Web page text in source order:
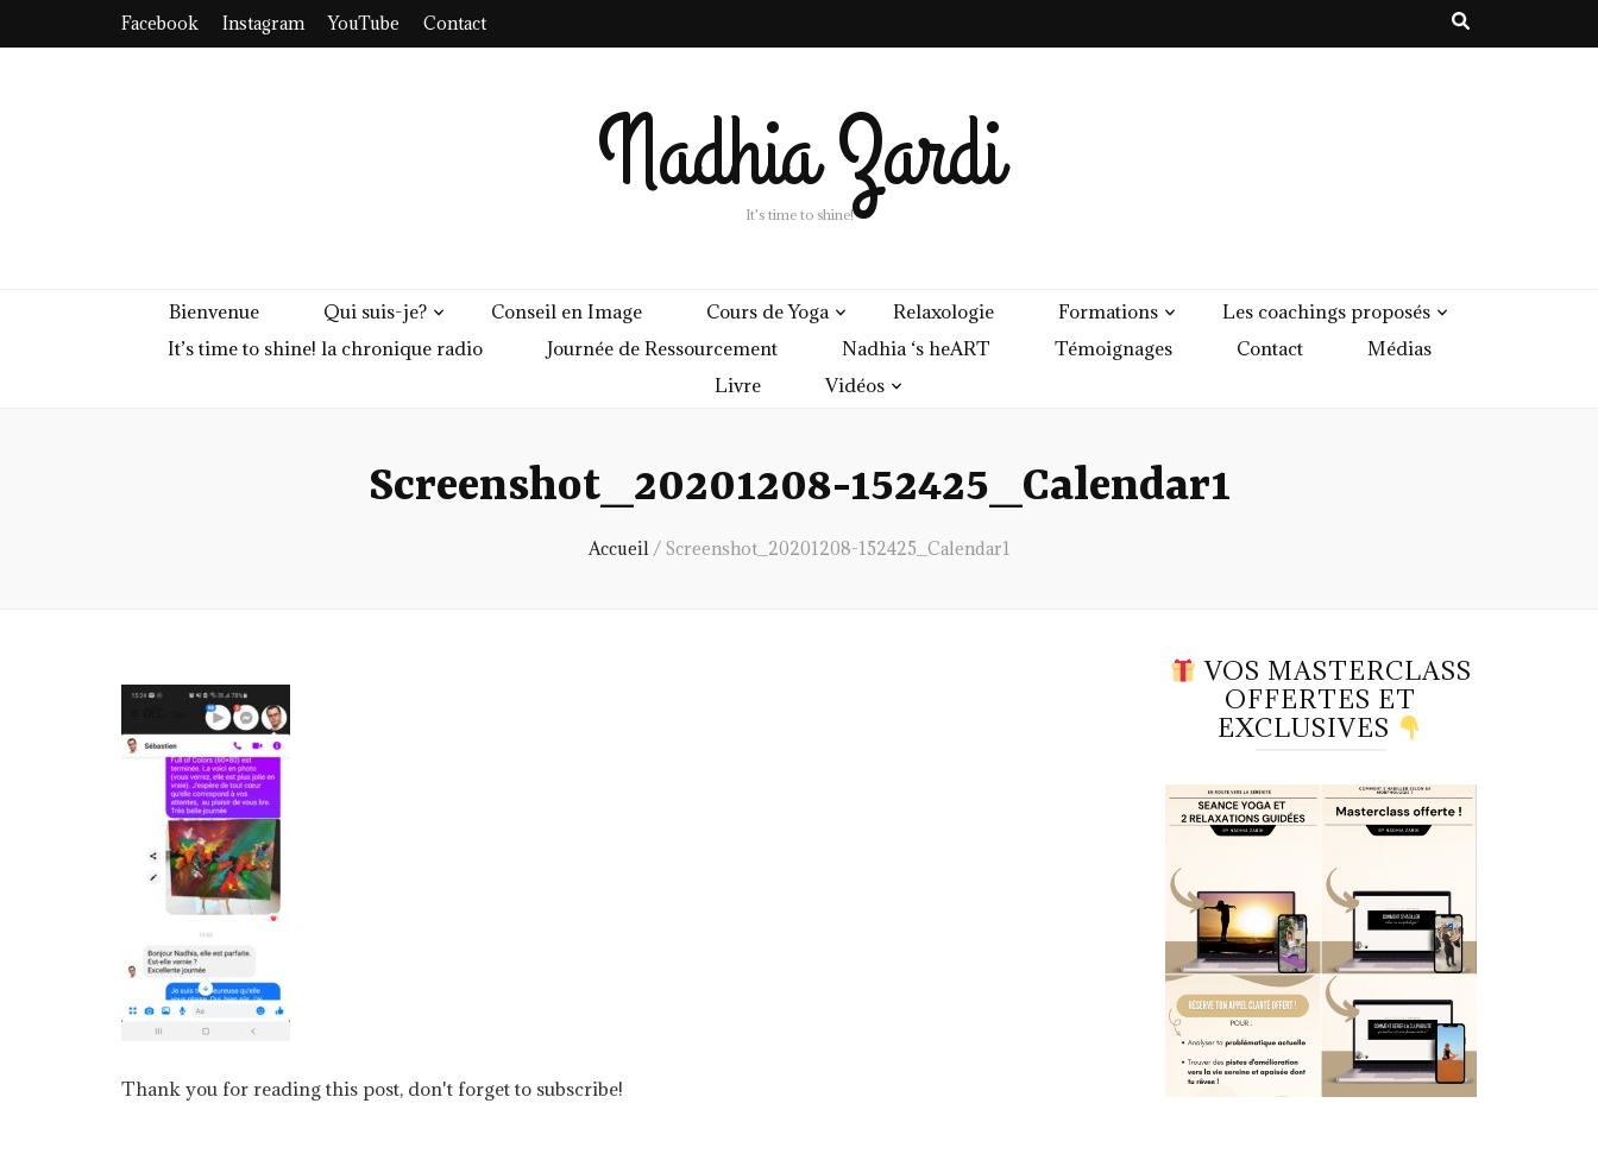
Facebook Instagram YouTube Contact
Nadhia Zardi
It's time to shine!
Bienvenue Qui suis-je? Conseil en Image Cours de Yoga Relaxologie Formations
Les coachings proposés
It’s time to shine! la chronique radio
Journée de Ressourcement Nadhia ‘s heART Témoignages Contact
Médias
Livre
Vidéos
Screenshot_20201208-152425_Calendar1
Accueil / Screenshot_20201208-152425_Calendar1
Thank you for reading this post, don't forget to subscribe!
VOS MASTERCLASS
OFFERTES ET
EXCLUSIVES